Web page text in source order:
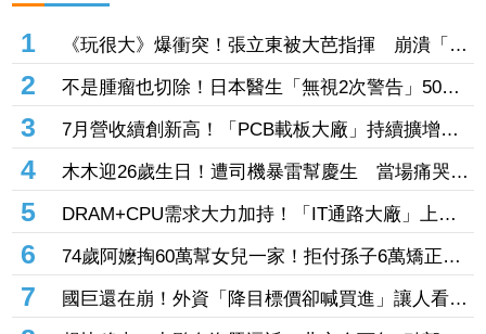
1
《玩很大》爆衝突！張立東被大芭指揮 崩潰「把
我當狗使喚嗎」
2
不是腫瘤也切除！日本醫生「無視2次警告」50多
歲婦四肢癱瘓 院方鞠躬謝罪
3
7月營收續創新高！「PCB載板大廠」持續擴增產
能 高階訂單、價格調漲帶旺下半年
4
木木迎26歲生日！遭司機暴雷幫慶生 當場痛哭許
願「我要當電影女主角」
5
DRAM+CPU需求大力加持！「IT通路大廠」上月
營收年增102% 昨股價死守79元防線
6
74歲阿嬤掏60萬幫女兒一家！拒付孫子6萬矯正
費 2個月幾乎斷聯
7
國巨還在崩！外資「降目標價卻喊買進」讓人看
傻 達人「3指標」分析：估值合理修正